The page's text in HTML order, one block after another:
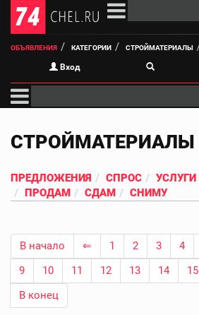
ОБЪЯВЛЕНИЯ КАТЕГОРИИ СТРОЙМАТЕРИАЛЫ
Вход
СТРОЙМАТЕРИАЛЫ
ПРЕДЛОЖЕНИЯ СПРОС УСЛУГИ
ПРОДАМ
СДАМ СНИМУ
В начало ⇐ 1 2 3 4
9
10 11 12 13 14 15
В конец